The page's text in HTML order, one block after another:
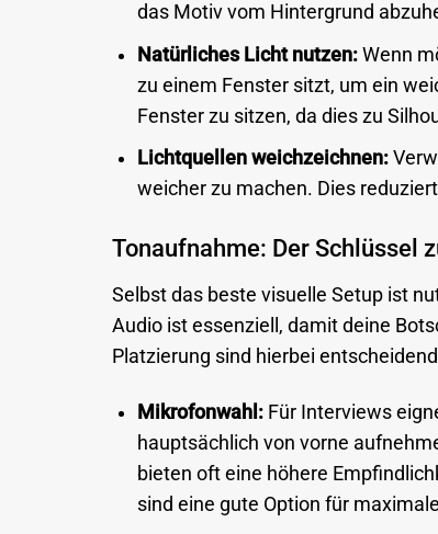
das Motiv vom Hintergrund
Natürliches Licht nutzen:Wenn
zu einem Fenster sitzt, um ein
Fenster zu sitzen, da dies zu
Lichtquellen weichzeichnen:
weicher zu machen. Dies
Tonaufnahme: Der Schlüssel
Selbst das beste visuelle Setup ist
Audio ist essenziell, damit deine
Platzierung sind hierbei
Mikrofonwahl:Für Interviews
hauptsächlich von vorne
bieten oft eine höhere
sind eine gute Option für